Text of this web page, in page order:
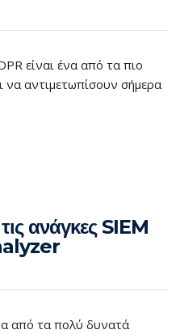
είναι ένα από τα πιο
να αντιμετωπίσουν σήμερα
ανάγκες SIEM
από τα πολύ δυνατά